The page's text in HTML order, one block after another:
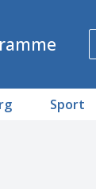
Sport